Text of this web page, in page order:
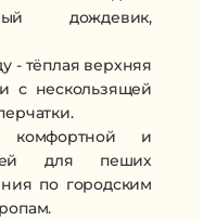
дождевик,
- тёплая верхняя
с нескользящей
и
для пеших
по городским